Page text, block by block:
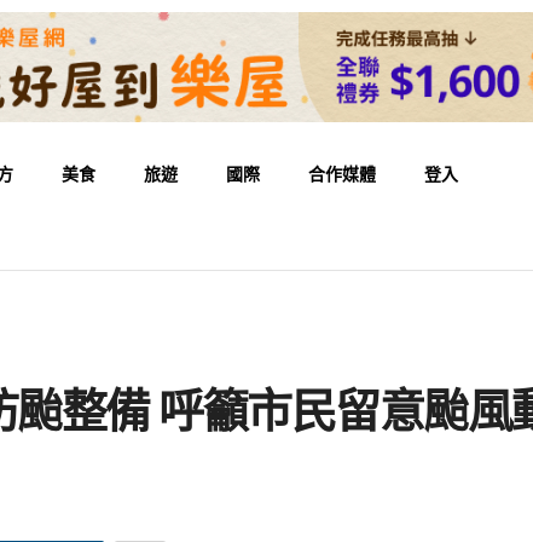
美食 旅遊 國際 合作媒體 登入
整備 呼籲市民留意颱風